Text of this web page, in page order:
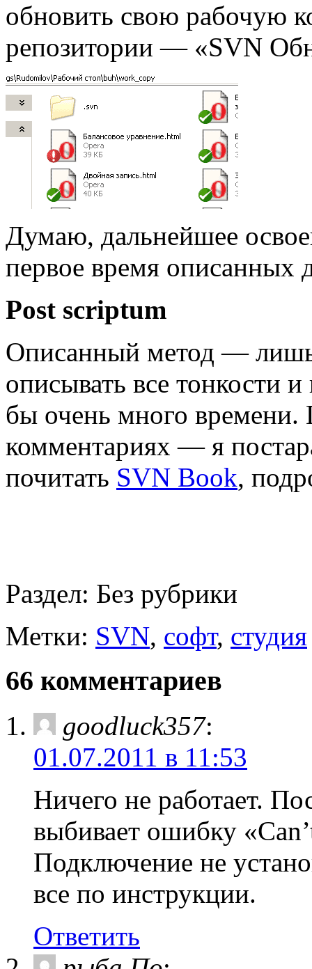
обновить свою рабочую
репозитории — «SVN
Думаю, дальнейшее
первое время описанных
Post scriptum
Описанный метод — лишь
описывать все тонкости
бы очень много
комментариях — я
почитать SVN Book,
Раздел: Без рубрики
Метки: SVN, софт, студия
66 комментариев
goodluck357:
01.07.2011 в 11:53
Ничего не работает.
выбивает ошибку
Подключение не
все по инструкции.
Ответить